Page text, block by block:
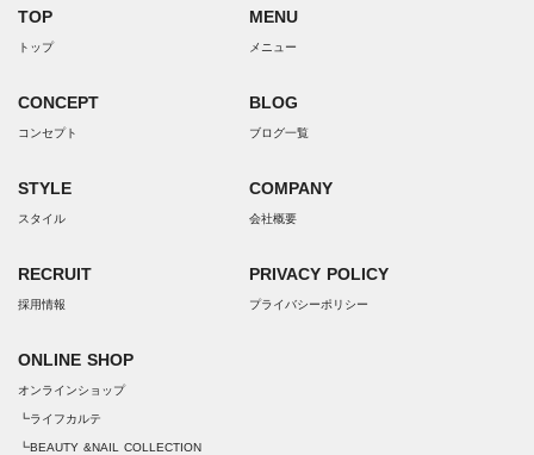
TOP
トップ
CONCEPT
コンセプト
STYLE
スタイル
RECRUIT
採用情報
ONLINE SHOP
オンラインショップ
┗ライフカルテ
┗BEAUTY &NAIL COLLECTION
MENU
メニュー
BLOG
ブログ一覧
COMPANY
会社概要
PRIVACY POLICY
プライバシーポリシー